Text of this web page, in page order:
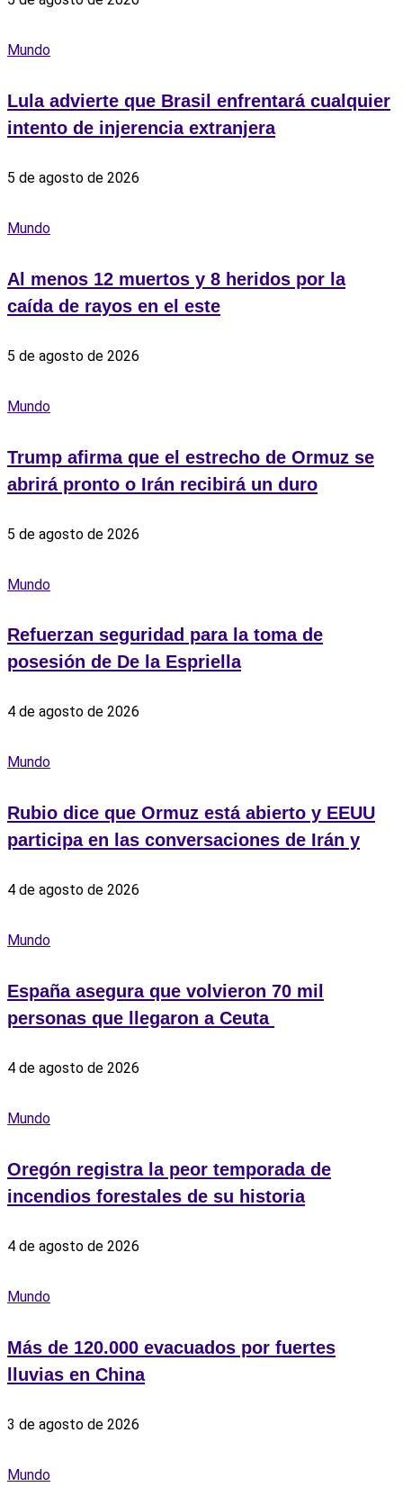
Mundo
Lula advierte que Brasil enfrentará cualquier
intento de injerencia extranjera
5 de agosto de 2026
Mundo
Al menos 12 muertos y 8 heridos por la
caída de rayos en el este
5 de agosto de 2026
Mundo
Trump afirma que el estrecho de Ormuz se
abrirá pronto o Irán recibirá un duro
5 de agosto de 2026
Mundo
Refuerzan seguridad para la toma de
posesión de De la Espriella
4 de agosto de 2026
Mundo
Rubio dice que Ormuz está abierto y EEUU
participa en las conversaciones de Irán y
4 de agosto de 2026
Mundo
España asegura que volvieron 70 mil
personas que llegaron a Ceuta ‎
4 de agosto de 2026
Mundo
Oregón registra la peor temporada de
incendios forestales de su historia
4 de agosto de 2026
Mundo
Más de 120.000 evacuados por fuertes
lluvias en China
3 de agosto de 2026
Mundo